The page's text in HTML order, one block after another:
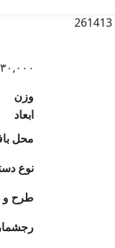
وزن
ابعاد
محل
نوع
طرح و